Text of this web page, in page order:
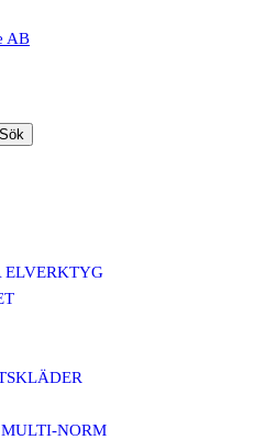
Sök
ELVERKTYG
NORM